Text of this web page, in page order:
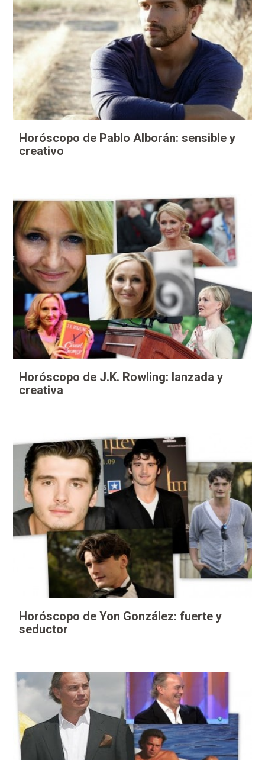
Horóscopo de Pablo Alborán: sensible y
creativo
Horóscopo de J.K. Rowling: lanzada y
creativa
Horóscopo de Yon González: fuerte y
seductor